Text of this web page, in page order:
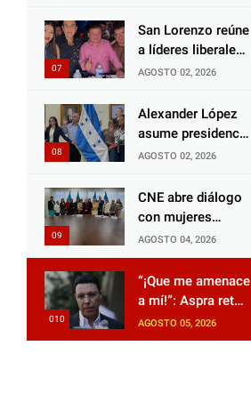
y abandona al
inocente.
impulsada por el
diputado Salomón
Honduras
San Lorenzo reúne
a líderes liberales
en jornada de
unidad
AGOSTO 02, 2026
Alexander López
asume presidencia
del Consejo
de El Progreso
para el Censo
AGOSTO 02, 2026
CNE abre diálogo
con mujeres
políticas para
impulsar reformas
electorales
AGOSTO 04, 2026
“¡Que me amenace
a mí!”: Aspra reta
a JOH y exige que
siga tras las rejas
AGOSTO 05, 2026